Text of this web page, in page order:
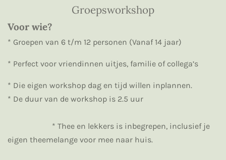
Groepsworkshop
Voor wie?
* Groepen van 6 t/m 12 personen (Vanaf 14 jaar)
* Perfect voor vriendinnen uitjes, familie of collega’s
* Die eigen workshop dag en tijd willen inplannen.
* De duur van de workshop is 2.5 uur
* Thee en lekkers is inbegrepen, inclusief je
eigen theemelange voor mee naar huis.